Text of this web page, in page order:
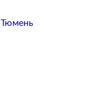
Тюмень